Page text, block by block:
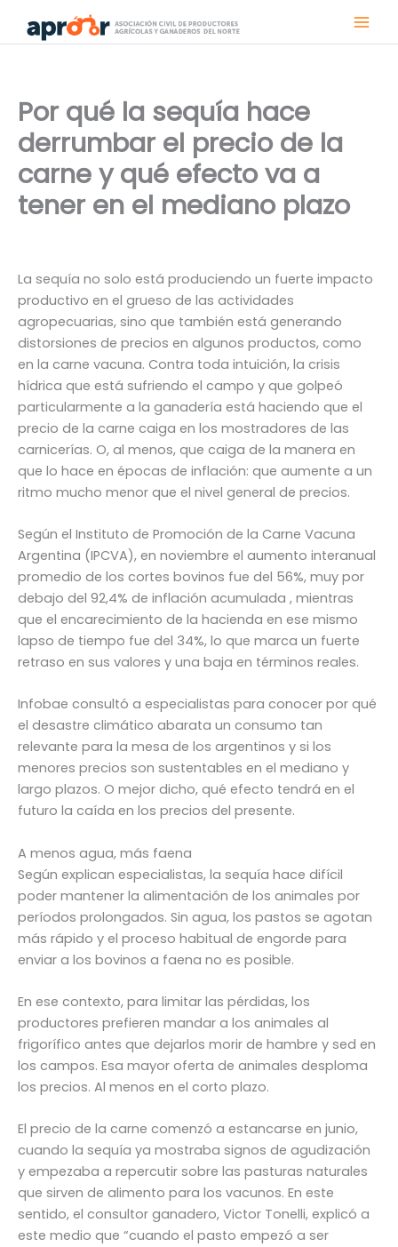
Por qué la sequía hace
derrumbar el precio de la
carne y qué efecto va a
tener en el mediano plazo
La sequía no solo está produciendo un fuerte impacto
productivo en el grueso de las actividades
agropecuarias, sino que también está generando
distorsiones de precios en algunos productos, como
en la carne vacuna. Contra toda intuición, la crisis
hídrica que está sufriendo el campo y que golpeó
particularmente a la ganadería está haciendo que el
precio de la carne caiga en los mostradores de las
carnicerías. O, al menos, que caiga de la manera en
que lo hace en épocas de inflación: que aumente a un
ritmo mucho menor que el nivel general de precios.
Según el Instituto de Promoción de la Carne Vacuna
Argentina (IPCVA), en noviembre el aumento interanual
promedio de los cortes bovinos fue del 56%, muy por
debajo del 92,4% de inflación acumulada , mientras
que el encarecimiento de la hacienda en ese mismo
lapso de tiempo fue del 34%, lo que marca un fuerte
retraso en sus valores y una baja en términos reales.
Infobae consultó a especialistas para conocer por qué
el desastre climático abarata un consumo tan
relevante para la mesa de los argentinos y si los
menores precios son sustentables en el mediano y
largo plazos. O mejor dicho, qué efecto tendrá en el
futuro la caída en los precios del presente.
A menos agua, más faena
Según explican especialistas, la sequía hace difícil
poder mantener la alimentación de los animales por
períodos prolongados. Sin agua, los pastos se agotan
más rápido y el proceso habitual de engorde para
enviar a los bovinos a faena no es posible.
En ese contexto, para limitar las pérdidas, los
productores prefieren mandar a los animales al
frigorífico antes que dejarlos morir de hambre y sed en
los campos. Esa mayor oferta de animales desploma
los precios. Al menos en el corto plazo.
El precio de la carne comenzó a estancarse en junio,
cuando la sequía ya mostraba signos de agudización
y empezaba a repercutir sobre las pasturas naturales
que sirven de alimento para los vacunos. En este
sentido, el consultor ganadero, Victor Tonelli, explicó a
este medio que “cuando el pasto empezó a ser